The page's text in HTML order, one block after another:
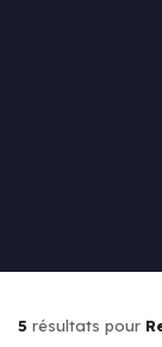
5 résultats pour